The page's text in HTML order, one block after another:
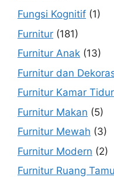
Fungsi Kognitif (1)
Furnitur (181)
Furnitur Anak (13)
Furnitur dan
Furnitur Kamar Tidur
Furnitur Makan (5)
Furnitur Mewah (3)
Furnitur Modern (2)
Furnitur Ruang Tamu